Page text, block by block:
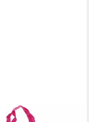
Turnbeutel für